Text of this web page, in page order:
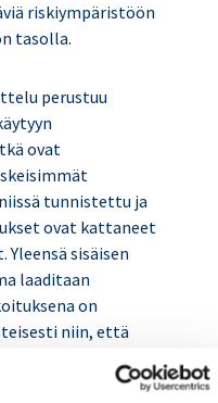
riskiympäristöön
tasolla.
perustuu
ovat
tunnistettu ja
ovat kattaneet
sisäisen
laaditaan
on
niin, että
etenee